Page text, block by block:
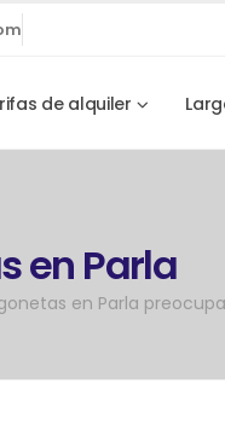
de alquiler
en Parla
en Parla